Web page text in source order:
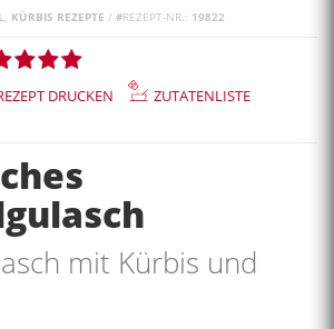
KÜRBIS REZEPTE / #REZEPT-NR.: 19822
DRUCKEN
ZUTATENLISTE
mit Kürbis und